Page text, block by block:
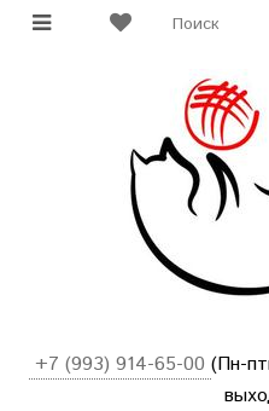
+7 (993) 914-65-00 (Пн-